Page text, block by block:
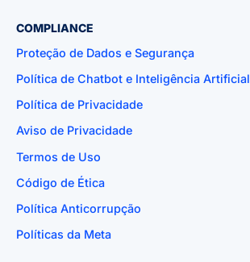
COMPLIANCE
Proteção de Dados e Segurança
Política de Chatbot e Inteligência Artificial
Política de Privacidade
Aviso de Privacidade
Termos de Uso
Código de Ética
Política Anticorrupção
Políticas da Meta